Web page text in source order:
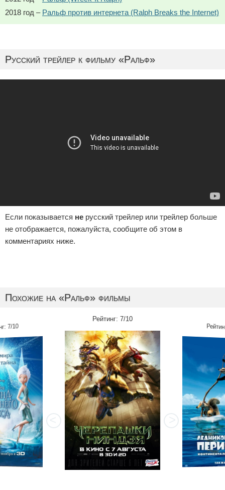
2018 год – Ральф против интернета (Ralph Breaks the Internet)
Русский трейлер к фильму «Ральф»
Если показывается не русский трейлер или трейлер больше
не отображается, пожалуйста, сообщите об этом в
комментариях ниже.
Похожие на «Ральф» фильмы
7/10
Рейтинг: 7/10